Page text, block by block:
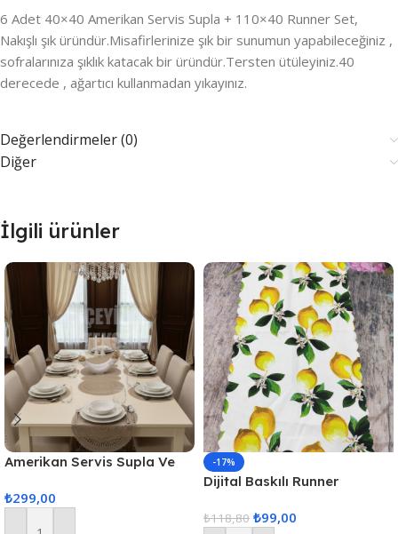
6 Adet 40×40 Amerikan Servis Supla + 110×40 Runner Set,
Nakışlı şık üründür.Misafirlerinize şık bir sunumun yapabileceğiniz ,
sofralarınıza şıklık katacak bir üründür.Tersten ütüleyiniz.40
derecede , ağartıcı kullanmadan yıkayınız.
Değerlendirmeler (0)
Diğer
İlgili ürünler
Amerikan Servis Supla Ve
₺299,00
-17%
Dijital Baskılı Runner
₺118,80 ₺99,00